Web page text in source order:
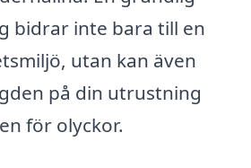
bidrar inte bara till en
utan kan även
på din utrustning
för olyckor.